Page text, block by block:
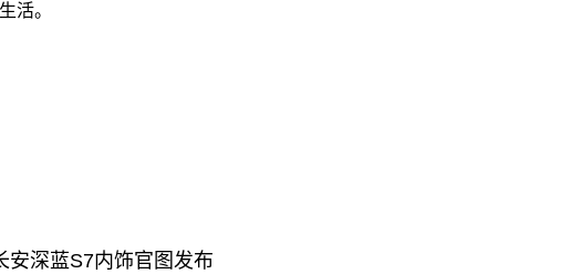
活。
安深蓝S7内饰官图发布